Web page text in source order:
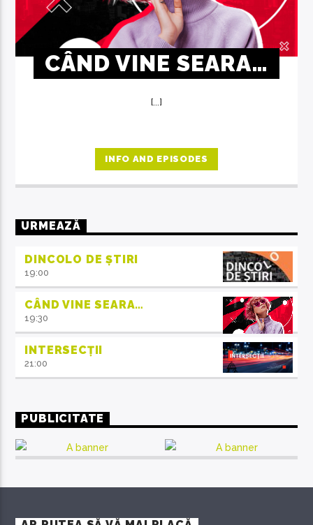
CÂND VINE SEARA…
[...]
INFO AND EPISODES
URMEAZĂ
DINCOLO DE ȘTIRI
19:00
CÂND VINE SEARA…
19:30
INTERSECȚII
21:00
PUBLICITATE